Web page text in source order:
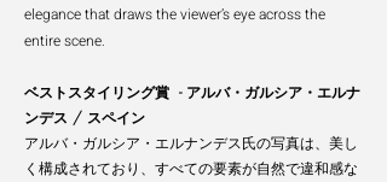
elegance that draws the viewer’s eye across the
entire scene.
ベストスタイリング賞 - アルバ・ガルシア・エルナ
ンデス / スペイン
アルバ・ガルシア・エルナンデス氏の写真は、美し
く構成されており、すべての要素が自然で違和感な